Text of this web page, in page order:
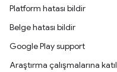
Platform hatası bildir
Belge hatası bildir
Google Play support
Araştırma çalışmalarına katıl